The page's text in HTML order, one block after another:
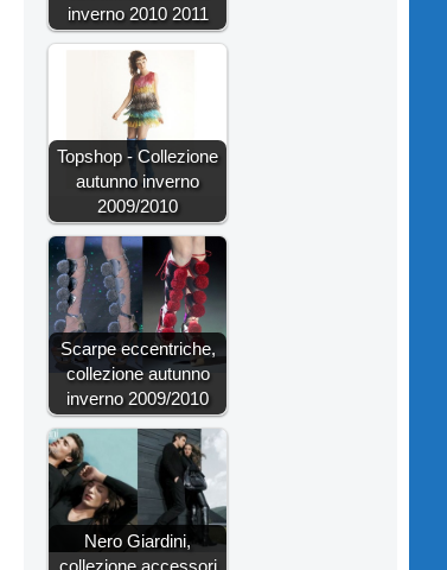
inverno 2010 2011
Topshop - Collezione
autunno inverno
2009/2010
Scarpe eccentriche,
collezione autunno
inverno 2009/2010
Nero Giardini,
collezione accessori